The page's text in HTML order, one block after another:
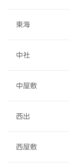
東海
中社
中屋敷
西出
西屋敷